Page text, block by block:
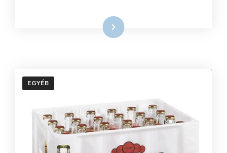
Tovább
EGYÉB